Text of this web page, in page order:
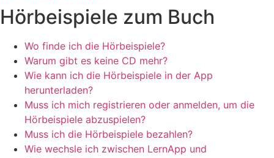
Hörbeispiele zum Buch
Wo finde ich die Hörbeispiele?
Warum gibt es keine CD mehr?
Wie kann ich die Hörbeispiele in der App
herunterladen?
Muss ich mich registrieren oder anmelden, um die
Hörbeispiele abzuspielen?
Muss ich die Hörbeispiele bezahlen?
Wie wechsle ich zwischen LernApp und